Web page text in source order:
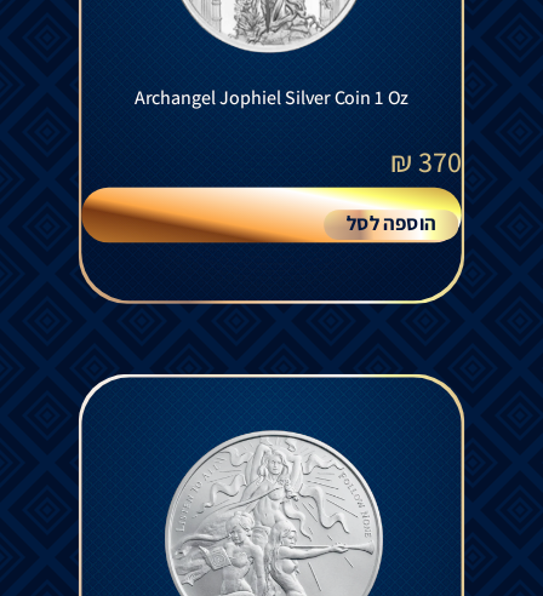
Archangel Jophiel Silver Coin 1 Oz
370
₪
הוספה לסל